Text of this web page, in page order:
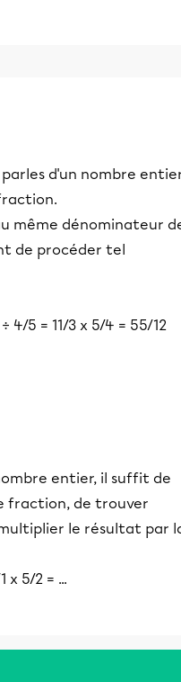
d'un nombre
même dénominateur
de procéder tel
4/5 = 11/3 x 5/4 = 55/12
entier, il suffit de
fraction, de trouver
le résultat par
x 5/2 = ...